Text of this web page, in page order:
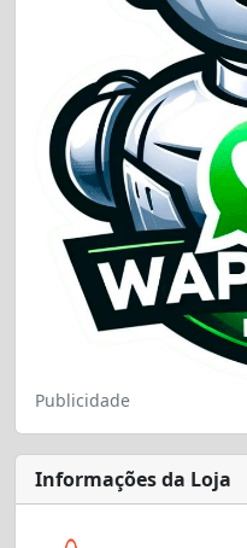
Publicidade
Informações da Loja